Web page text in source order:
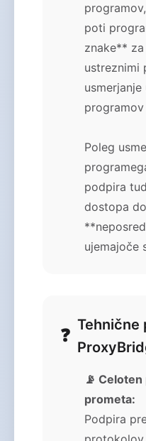
poti
znake**
ustreznimi
Poleg
podpira
dostopa
ujemajoče
Tehnične
📡
prometa:
Podpira